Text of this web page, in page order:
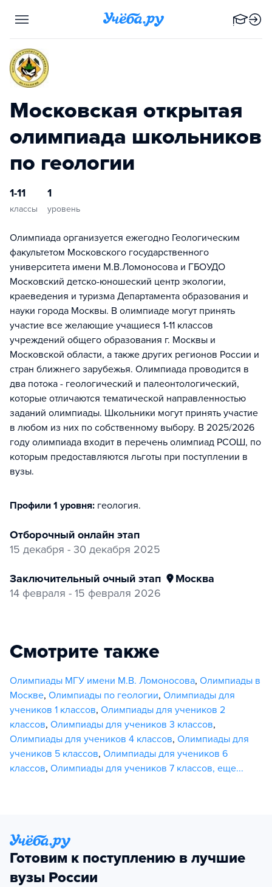
Московская открытая
олимпиада школьников
по геологии
1-11
классы
1
уровень
Олимпиада организуется ежегодно Геологическим
факультетом Московского государственного
университета имени М.В.Ломоносова и ГБОУДО
Московский детско-юношеский центр экологии,
краеведения и туризма Департамента образования и
науки города Москвы. В олимпиаде могут принять
участие все желающие учащиеся 1-11 классов
учреждений общего образования г. Москвы и
Московской области, а также других регионов России и
стран ближнего зарубежья. Олимпиада проводится в
два потока - геологический и палеонтологический,
которые отличаются тематической направленностью
заданий олимпиады. Школьники могут принять участие
в любом из них по собственному выбору. В 2025/2026
году олимпиада входит в перечень олимпиад РСОШ, по
которым предоставляются льготы при поступлении в
вузы.
Профили 1 уровня: геология.
отборочный онлайн этап
15 декабря - 30 декабря 2025
заключительный очный этап
Москва
14 февраля - 15 февраля 2026
Смотрите также
Олимпиады МГУ имени М.В. Ломоносова, Олимпиады в
Москве, Олимпиады по геологии, Олимпиады для
учеников 1 классов, Олимпиады для учеников 2
классов, Олимпиады для учеников 3 классов,
Олимпиады для учеников 4 классов, Олимпиады для
учеников 5 классов, Олимпиады для учеников 6
классов, Олимпиады для учеников 7 классов, еще...
Готовим к поступлению в лучшие
вузы России